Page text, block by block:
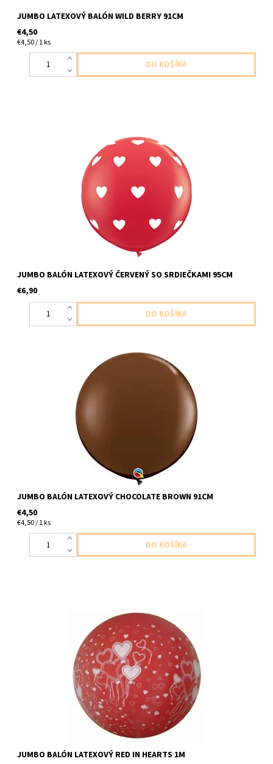
JUMBO LATEXOVÝ BALÓN WILD BERRY 91CM
€4,50
€4,50 / 1 ks
jumbo latexovy balon cerveny so srdieckami 1ks v baleni velkost
95cm dodavame nenafukany
JUMBO BALÓN LATEXOVÝ ČERVENÝ SO SRDIEČKAMI 95CM
€6,90
jumbo latexovy balon cokoladova hneda 1ks v baleni velkost
91cm dodavame nenafukany
JUMBO BALÓN LATEXOVÝ CHOCOLATE BROWN 91CM
€4,50
€4,50 / 1 ks
Jumbo balón latexový cerveny so srdieckami 1ks v baleni velkost
cca do 1m dodavame nenafukany
JUMBO BALÓN LATEXOVÝ RED IN HEARTS 1M